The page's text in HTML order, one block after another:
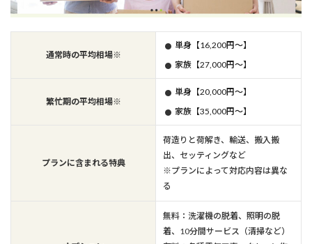
通常時の平均相場※
単身【16,200円～】
家族【27,000円～】
繁忙期の平均相場※
単身【20,000円～】
家族【35,000円～】
プランに含まれる特典
荷造りと荷解き、輸送、搬入搬
出、セッティングなど
※プランによって対応内容は異な
る
無料：洗濯機の脱着、照明の脱
着、10分間サービス（清掃など）